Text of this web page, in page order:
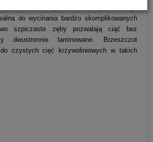
do wycinania bardzo skomplikowanych
szpiczaste zęby pozwalają ciąć bez
dwustronnie laminowane. Brzeszczot
czystych cięć krzywoliniowych w takich